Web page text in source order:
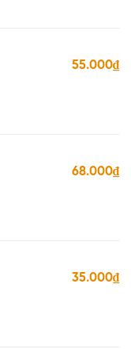
55.000₫
68.000₫
35.000₫